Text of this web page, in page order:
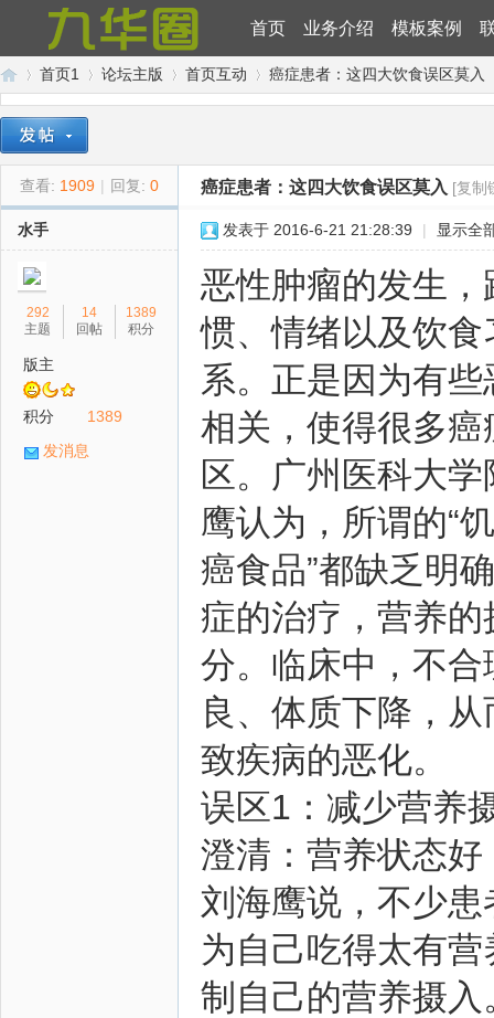
首页 业务介绍 模板案例
九»
首页1
›
论坛主版
›
首页互动
›
癌症患者：这四大饮食误区莫入
查看: 1909 | 回复: 0 癌症患者：这四大饮食误区莫入 [复制
水手
292
主题
14
回帖
1389
积分
版主
积分
1389
发消息
发表于 2016-6-21 21:28:39 | 显示全
恶性肿瘤的发生
惯、情绪以及饮
系。正是因为有
相关，使得很多
区。广州医科大
鹰认为，所谓的“
癌食品”都缺乏明
症的治疗，营养
分。临床中，不
良、体质下降，
致疾病的恶化。
误区1：减少营养
澄清：营养状态
刘海鹰说，不少患
为自己吃得太有
制自己的营养摄入